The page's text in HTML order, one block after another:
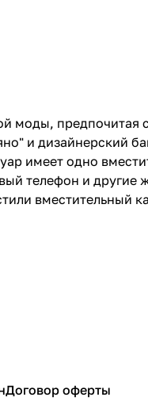
моды, предпочитая
и дизайнерский
имеет одно
телефон и другие
вместительный
Договор оферты